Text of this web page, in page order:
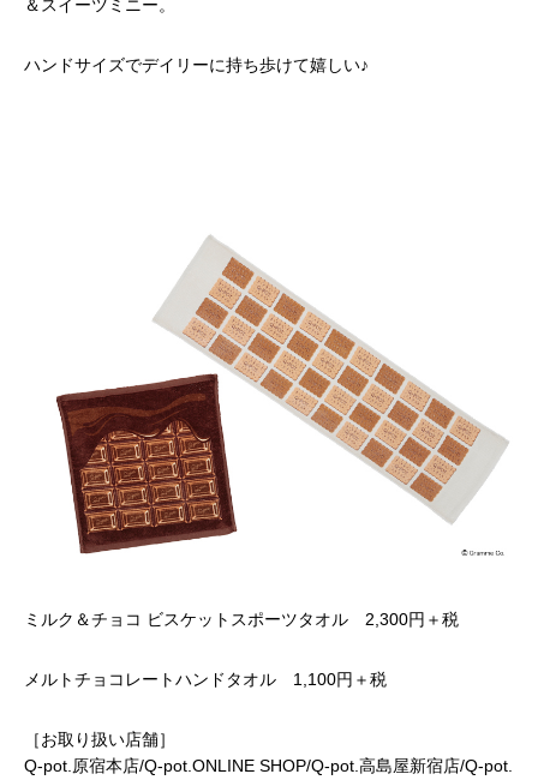
＆スイーツミニー。
ハンドサイズでデイリーに持ち歩けて嬉しい♪
ミルク＆チョコ ビスケットスポーツタオル 2,300円＋税
メルトチョコレートハンドタオル 1,100円＋税
［お取り扱い店舗］
Q-pot.原宿本店/Q-pot.ONLINE SHOP/Q-pot.高島屋新宿店/Q-pot.